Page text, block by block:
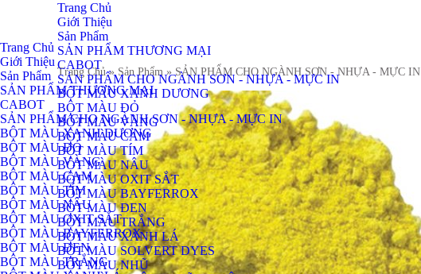
Trang Chủ
Giới Thiệu
Sản Phẩm
SẢN PHẨM THƯƠNG MẠI
CABOT
SẢN PHẨM CHO NGÀNH SƠN - NHỰA - MỰC IN
BỘT MÀU XANH DƯƠNG
BỘT MÀU ĐỎ
BỘT MÀU VÀNG
BỘT MÀU CAM
BỘT MÀU TÍM
BỘT MÀU NÂU
BỘT MÀU OXIT SẮT
BỘT MÀU BAYFERROX
BỘT MÀU ĐEN
BỘT MÀU TRẮNG
BỘT MÀU XANH LÁ
BỘT MÀU SOLVERT DYES
BỘT MÀU NHŨ
Trang Chủ
Giới Thiệu
Sản Phẩm
SẢN PHẨM THƯƠNG MẠI
CABOT
SẢN PHẨM CHO NGÀNH SƠN - NHỰA - MỰC IN
BỘT MÀU XANH DƯƠNG
BỘT MÀU ĐỎ
BỘT MÀU VÀNG
BỘT MÀU CAM
BỘT MÀU TÍM
BỘT MÀU NÂU
BỘT MÀU OXIT SẮT
BỘT MÀU BAYFERROX
BỘT MÀU ĐEN
BỘT MÀU TRẮNG
Trang Chủ » Sản Phẩm » SẢN PHẨM CHO NGÀNH SƠN - NHỰA - MỰC IN